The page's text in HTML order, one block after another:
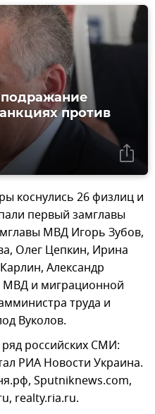
против
коснулись 26 физлиц и
первый замглавы
МВД Игорь Зубов,
Олег Цепкин, Ирина
Александр
МВД и миграционной
труда и
Вуколов.
российских СМИ:
РИА Новости Украина.
Sputniknews.com,
realty.ria.ru.